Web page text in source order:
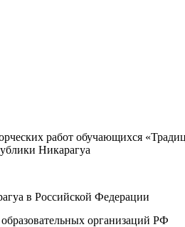
работ обучающихся
Никарагуа
в Российской Федерации
организаций РФ